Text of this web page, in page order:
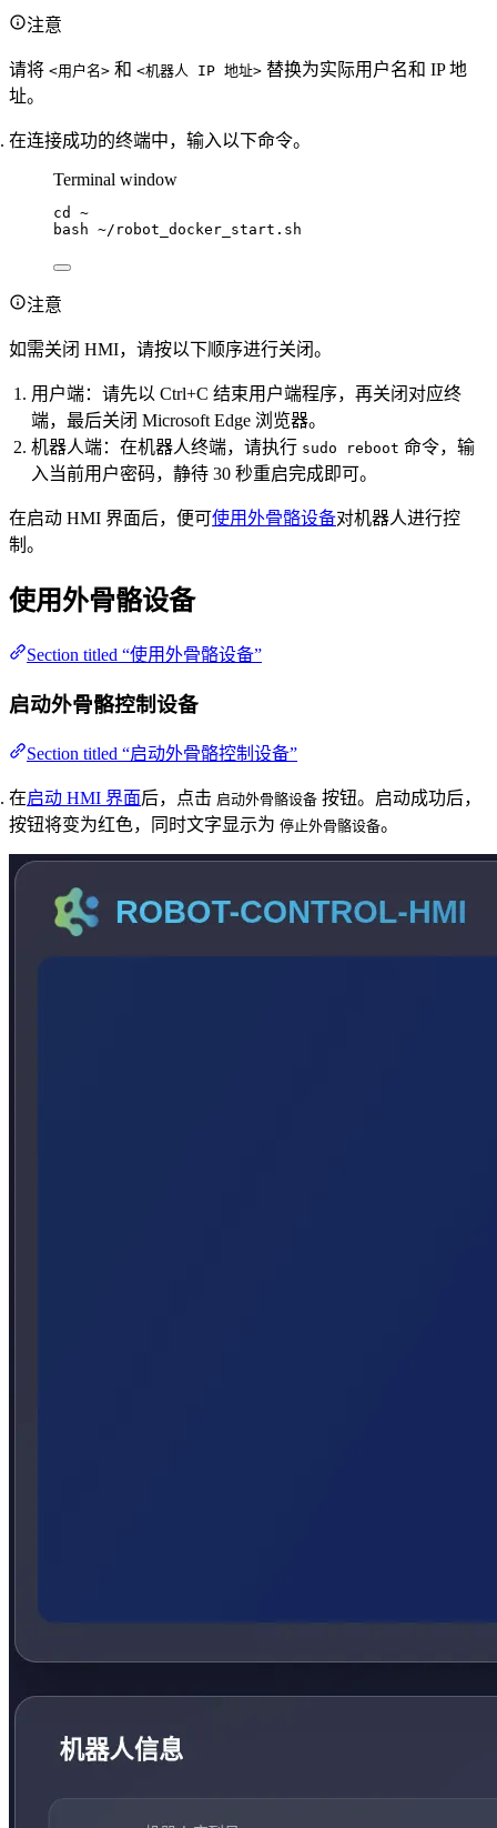
注意
请将 <用户名> 和 <机器人 IP 地址> 替换为实际用户名和 IP 地
址。
在连接成功的终端中，输入以下命令。
Terminal window
cd
~
bash ~/robot_docker_start.sh
注意
如需关闭 HMI，请按以下顺序进行关闭。
用户端：请先以 Ctrl+C 结束用户端程序，再关闭对应终
端，最后关闭 Microsoft Edge 浏览器。
机器人端：在机器人终端，请执行 sudo reboot 命令，输
入当前用户密码，静待 30 秒重启完成即可。
在启动 HMI 界面后，便可使用外骨骼设备对机器人进行控
制。
使用外骨骼设备
Section titled “使用外骨骼设备”
启动外骨骼控制设备
Section titled “启动外骨骼控制设备”
在启动 HMI 界面后，点击 启动外骨骼设备 按钮。启动成功后，
按钮将变为红色，同时文字显示为 停止外骨骼设备。